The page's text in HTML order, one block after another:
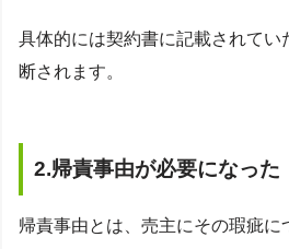
具体的には契約書に記載されてい
断されます。
2.帰責事由が必要になった
帰責事由とは、売主にその瑕疵に